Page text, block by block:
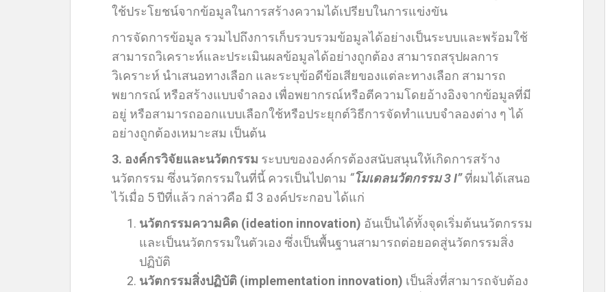
ใช้ประโยชน์จากข้อมูลในการสร้างความได้เปรียบในการแข่งขัน
การจัดการข้อมูล รวมไปถึงการเก็บรวบรวมข้อมูลได้อย่างเป็นระบบและพร้อมใช้
สามารถวิเคราะห์และประเมินผลข้อมูลได้อย่างถูกต้อง สามารถสรุปผลการ
วิเคราะห์ นำเสนอทางเลือก และระบุข้อดีข้อเสียของแต่ละทางเลือก สามารถ
พยากรณ์ หรือสร้างแบบจำลอง เพื่อพยากรณ์หรือตีความโดยอ้างอิงจากข้อมูลที่มี
อยู่ หรือสามารถออกแบบเลือกใช้หรือประยุกต์วิธีการจัดทำแบบจำลองต่าง ๆ ได้
อย่างถูกต้องเหมาะสม เป็นต้น
3. องค์กรวิจัยและนวัตกรรม ระบบขององค์กรต้องสนับสนุนให้เกิดการสร้าง
นวัตกรรม ซึ่งนวัตกรรมในที่นี้ ควรเป็นไปตาม “โมเดลนวัตกรรม 3 I”ที่ผมได้เสนอ
ไว้เมื่อ 5 ปีที่แล้ว กล่าวคือ มี 3 องค์ประกอบ ได้แก่
นวัตกรรมความคิด (ideation innovation) อันเป็นได้ทั้งจุดเริ่มต้นนวัตกรรม
และเป็นนวัตกรรมในตัวเอง ซึ่งเป็นพื้นฐานสามารถต่อยอดสู่นวัตกรรมสิ่ง
ปฏิบัติ
นวัตกรรมสิ่งปฏิบัติ (implementation innovation) เป็นสิ่งที่สามารถจับต้อง